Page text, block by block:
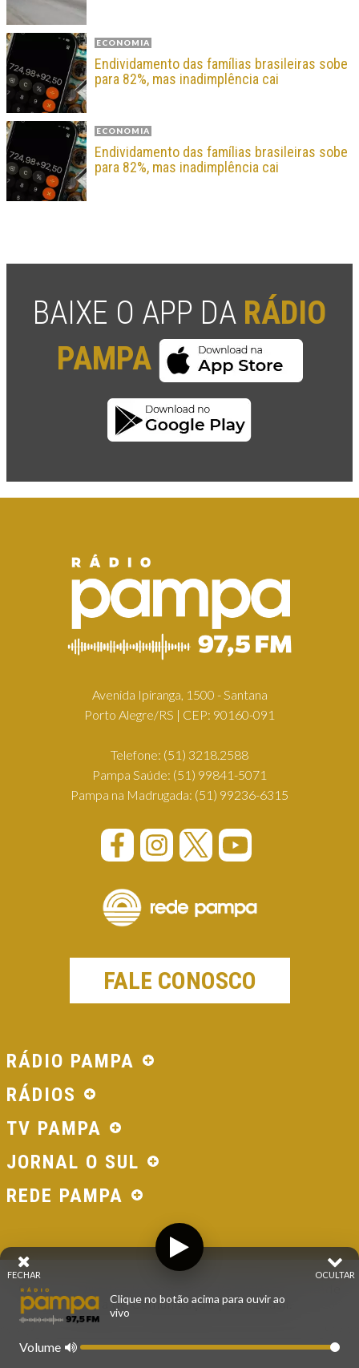
ECONOMIA
Endividamento das famílias brasileiras sobe
para 82%, mas inadimplência cai
ECONOMIA
Endividamento das famílias brasileiras sobe
para 82%, mas inadimplência cai
BAIXE O APP DA RÁDIO
PAMPA
Avenida Ipiranga, 1500 - Santana
Porto Alegre/RS | CEP: 90160-091
Telefone: (51) 3218.2588
Pampa Saúde: (51) 99841-5071
Pampa na Madrugada: (51) 99236-6315
FALE CONOSCO
RÁDIO PAMPA
RÁDIOS
TV PAMPA
JORNAL O SUL
REDE PAMPA
© 2026 - Direitos Reservados - Rádio Pampa - Rede
Pampa de Comunicação | RS - Brasil.
OCULTAR
FECHAR
Clique no botão acima para ouvir ao
vivo
Volume